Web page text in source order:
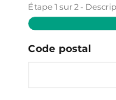
Étape1 sur2 -
Code postal